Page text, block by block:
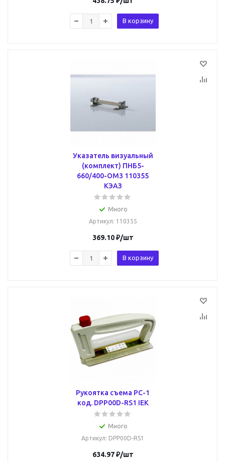
В корзину
Указатель визуальный
(комплект) ПНБ5-
660/400-ОМ3 110355
КЭАЗ
Много
Артикул: 110355
369.10₽/шт
В корзину
Рукоятка съема РС-1
код. DPP00D-RS1 IEK
Много
Артикул: DPP00D-RS1
634.97₽/шт